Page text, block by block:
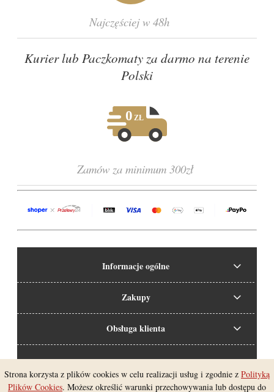
Strona korzysta z plików cookies w celu realizacji usług i zgodnie z Polityką
Plików Cookies. Możesz określić warunki przechowywania lub dostępu do
Najczęściej w 48h
Kurier lub Paczkomaty za darmo na terenie
Polski
Zamów za minimum 300zł
Informacje ogólne
Zakupy
Obsługa klienta
Pokaż pełną wersję strony